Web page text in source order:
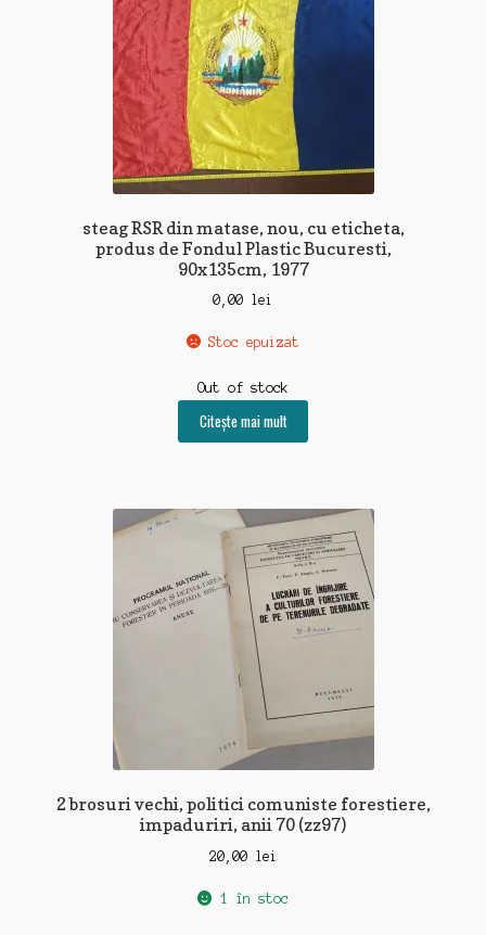
steag RSR din matase, nou, cu eticheta,
produs de Fondul Plastic Bucuresti,
90x135cm, 1977
0,00 lei
Stoc epuizat
Out of stock
Citește mai mult
2 brosuri vechi, politici comuniste forestiere,
impaduriri, anii 70 (zz97)
20,00 lei
1 în stoc